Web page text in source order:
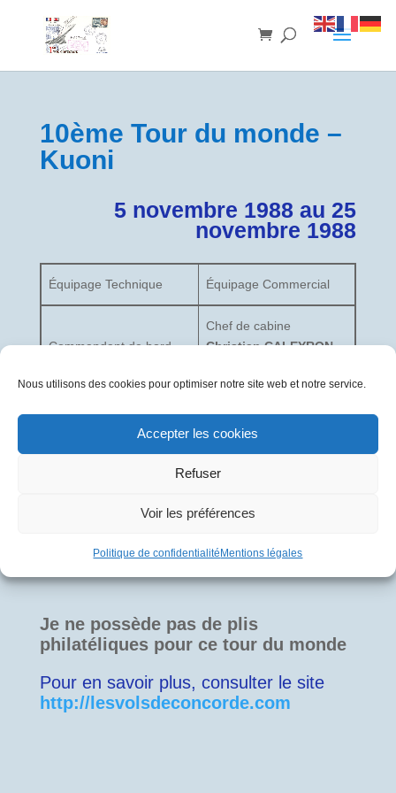
Nous utilisons des cookies pour optimiser notre site web et notre service.
Accepter les cookies
Refuser
Voir les préférences
Politique de confidentialitéMentions légales
10ème Tour du monde –
Kuoni
5 novembre 1988 au 25
novembre 1988
Équipage Technique Équipage Commercial
Commandant de bord
Officier Pilote de Ligne
Officier Mécanicien
Chef de cabine
Christian CALEYRON
Annie DUBOIS
Danielle TRESAMINI
Pascal CRAPET
Je ne possède pas de plis
philatéliques pour ce tour du monde
Pour en savoir plus, consulter le site
http://lesvolsdeconcorde.com